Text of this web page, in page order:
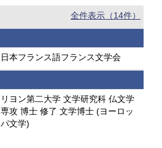
全件表示（14件）
日本フランス語フランス文学会
リヨン第二大学 文学研究科 仏文学
専攻 博士 修了 文学博士 (ヨーロッ
パ文学)